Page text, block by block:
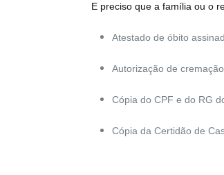
E preciso que a família ou o
Atestado de óbito
Autorização de
Cópia do CPF e do RG
Cópia da Certidão de